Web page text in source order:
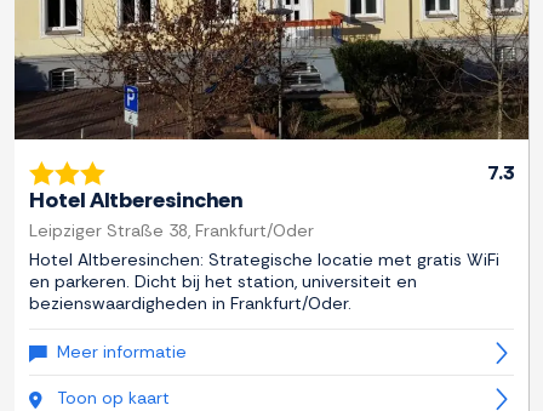
7.3
Hotel Altberesinchen
Leipziger Straße 38, Frankfurt/Oder
Hotel Altberesinchen: Strategische locatie met gratis WiFi
en parkeren. Dicht bij het station, universiteit en
bezienswaardigheden in Frankfurt/Oder.
Meer informatie
Toon op kaart